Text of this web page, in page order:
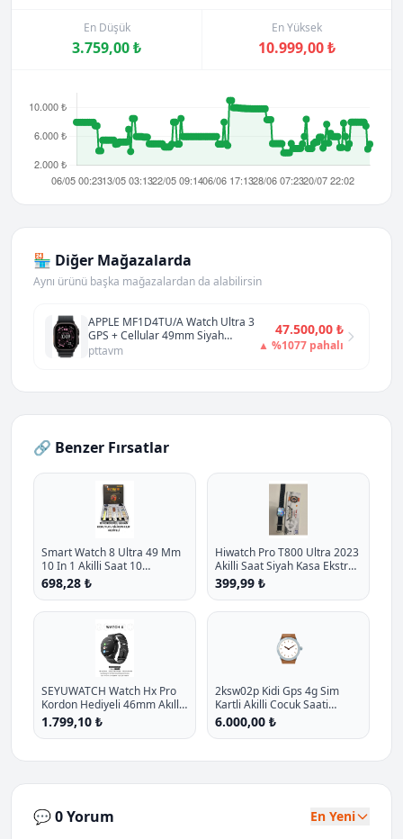
En Düşük
3.759,00 ₺
En Yüksek
10.999,00 ₺
🏪 Diğer Mağazalarda
Aynı ürünü başka mağazalardan da alabilirsin
APPLE MF1D4TU/A Watch Ultra 3
GPS + Cellular 49mm Siyah
Titanyum Kasa VİTRİN
pttavm
47.500,00 ₺
▲ %1077 pahalı
🔗 Benzer Fırsatlar
Smart Watch 8 Ultra 49 Mm
10 In 1 Akilli Saat 10
Kordonlu Takvim Spor
Whatsapp Menulu Koruma
698,28 ₺
Hiwatch Pro T800 Ultra 2023
Akilli Saat Siyah Kasa Ekstra
Kordon Hediyeli P - %27.1
İndirim
399,99 ₺
SEYUWATCH Watch Hx Pro
Kordon Hediyeli 46mm Akıllı
Saat Iphone Ve Android Tüm
Telefonlara Uyumlu
1.799,10 ₺
⌚
2ksw02p Kidi Gps 4g Sim
Kartli Akilli Cocuk Saati
Balerin Pembesi P - %14.3
İndirim
6.000,00 ₺
💬 0 Yorum En Yeni